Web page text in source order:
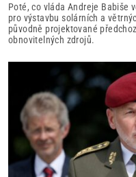
Poté, co vláda Andreje Babiše
pro výstavbu solárních a
původně projektované
obnovitelných zdrojů.